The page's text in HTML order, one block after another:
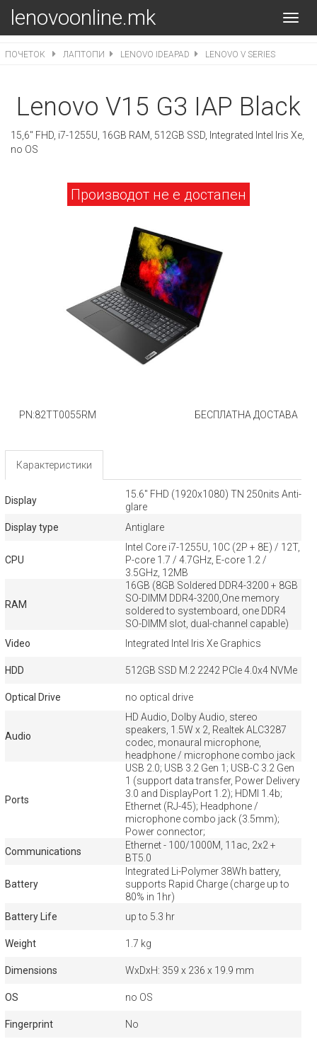
lenovoonline.mk
ПОЧЕТОК ЛАПТОПИ LENOVO IDEAPAD LENOVO V SERIES
Lenovo V15 G3 IAP Black
15,6" FHD, i7-1255U, 16GB RAM, 512GB SSD, Integrated Intel Iris Xe,
no OS
Производот не е достапен
PN:82TT0055RM БЕСПЛАТНА ДОСТАВА
Карактеристики
Display
15.6" FHD (1920x1080) TN 250nits Anti-
glare
Display type
Antiglare
CPU
Intel Core i7-1255U, 10C (2P + 8E) / 12T,
P-core 1.7 / 4.7GHz, E-core 1.2 /
3.5GHz, 12MB
RAM
16GB (8GB Soldered DDR4-3200 + 8GB
SO-DIMM DDR4-3200,One memory
soldered to systemboard, one DDR4
SO-DIMM slot, dual-channel capable)
Video
Integrated Intel Iris Xe Graphics
HDD 512GB SSD M.2 2242 PCIe 4.0x4 NVMe
Optical Drive no optical drive
Audio
HD Audio, Dolby Audio, stereo
speakers, 1.5W x 2, Realtek ALC3287
codec, monaural microphone,
headphone / microphone combo jack
Ports
USB 2.0; USB 3.2 Gen 1; USB-C 3.2 Gen
1 (support data transfer, Power Delivery
3.0 and DisplayPort 1.2); HDMI 1.4b;
Ethernet (RJ-45); Headphone /
microphone combo jack (3.5mm);
Power connector;
Communications
Ethernet - 100/1000M, 11ac, 2x2 +
BT5.0
Battery
Integrated Li-Polymer 38Wh battery,
supports Rapid Charge (charge up to
80% in 1hr)
Battery Life
up to 5.3 hr
Weight 1.7 kg
Dimensions WxDxH: 359 x 236 x 19.9 mm
OS no OS
Fingerprint No